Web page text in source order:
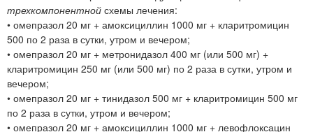
трехкомпонентной схемы лечения:
• омепразол 20 мг + амоксициллин 1000 мг + кларитромицин
500 по 2 раза в сутки, утром и вечером;
• омепразол 20 мг + метронидазол 400 мг (или 500 мг) +
кларитромицин 250 мг (или 500 мг) по 2 раза в сутки, утром и
вечером;
• омепразол 20 мг + тинидазол 500 мг + кларитромицин 500 мг
по 2 раза в сутки, утром и вечером;
• омепразол 20 мг + амоксициллин 1000 мг + левофлоксацин